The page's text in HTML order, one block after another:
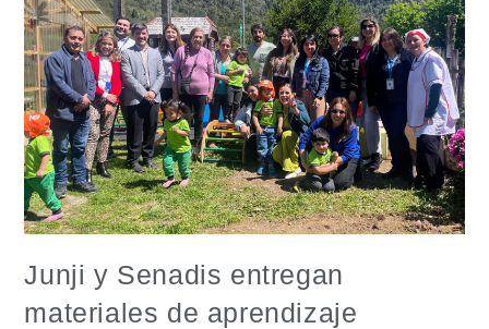
Junji y Senadis entregan
materiales de aprendizaje